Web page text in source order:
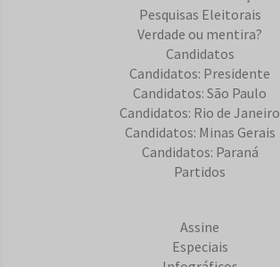
Pesquisas Eleitorais
Verdade ou mentira?
Candidatos
Candidatos: Presidente
Candidatos: São Paulo
Candidatos: Rio de Janeiro
Candidatos: Minas Gerais
Candidatos: Paraná
Partidos
Assine
Especiais